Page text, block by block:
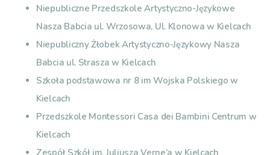
Niepubliczne Przedszkole Artystyczno-Językowe
Nasza Babcia ul. Wrzosowa, Ul. Klonowa w Kielcach
Niepubliczny Żłobek Artystyczno-Językowy Nasza
Babcia ul. Strasza w Kielcach
Szkoła podstawowa nr 8 im Wojska Polskiego w
Kielcach
Przedszkole Montessori Casa dei Bambini Centrum w
Kielcach